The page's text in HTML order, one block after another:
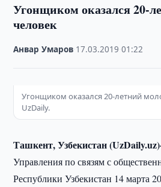
Угонщиком оказался 20-
человек
Анвар Умаров 17.03.2019 ·01:22
Угонщиком оказался 20-летний
UzDaily.
Ташкент, Узбекистан
Управления по связям с
Республики Узбекистан 14 марта